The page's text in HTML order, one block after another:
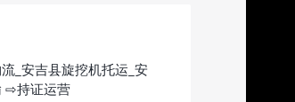
_安吉县旋挖机托运_安
⇨持证运营